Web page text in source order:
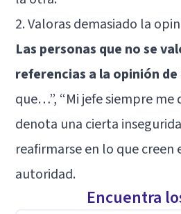
2. Valoras demasiado la
Las personas que no se
referencias a la opinión
que…”, “Mi jefe siempre
denota una cierta
reafirmarse en lo que
autoridad.
Encuentra